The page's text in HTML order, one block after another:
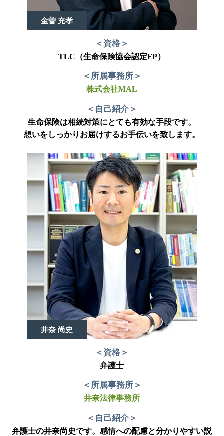
金曽 充孝
＜資格＞
TLC（生命保険協会認定FP）
＜所属事務所＞
株式会社MAL
＜自己紹介＞
生命保険は相続対策にとても有効な手段です。
想いをしっかりお届けするお手伝いを致します。
井奈 尚史
＜資格＞
弁護士
＜所属事務所＞
井奈法律事務所
＜自己紹介＞
弁護士の井奈尚史です。感情への配慮と分かりやすい説